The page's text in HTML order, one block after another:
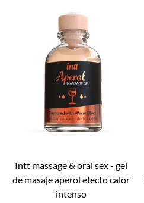
intt massage & oral sex - gel
de masaje aperol efecto calor
intenso